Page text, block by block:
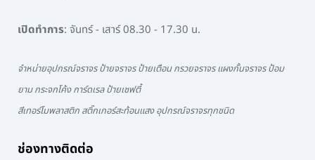
เปิดทำการ: จันทร์ - เสาร์ 08.30 - 17.30 น.
จำหน่ายอุปกรณ์จราจร ป้ายจราจร ป้ายเตือน กรวยจราจร แผงกั้นจราจร ป้อม
ยาม กระจกโค้ง การ์ดเรล ป้ายเซฟตี้
สีเทอร์โมพลาสติก สติ๊กเกอร์สะท้อนแสง อุปกรณ์จราจรทุกชนิด
ช่องทางติดต่อ